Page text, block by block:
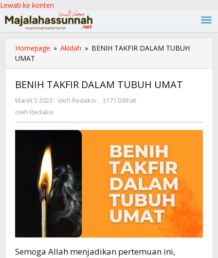
Lewati ke konten
Homepage » Akidah » BENIH TAKFIR DALAM TUBUH
UMAT
BENIH TAKFIR DALAM TUBUH UMAT
Maret 5 2023 oleh Redaksi- 3171 Dilihat
oleh Redaksi
Semoga Allah menjadikan pertemuan ini,